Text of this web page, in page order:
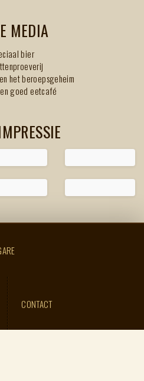
MEDIA
bier
het beroepsgeheim
goed eetcafé
CONTACT